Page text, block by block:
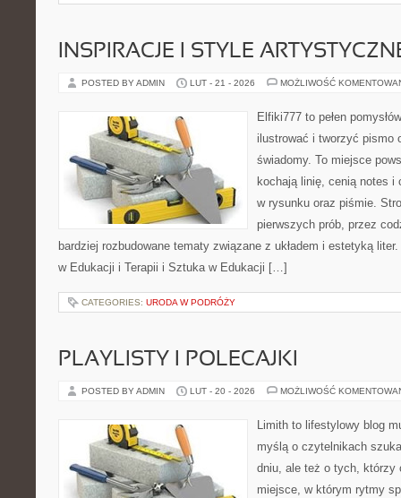
INSPIRACJE I STYLE
POSTED BY ADMIN LUT - 21 - 2026 MOŻLIWOŚĆ
Elfiki777 to pełen
ilustrować i tworzyć pismo
świadomy. To miejsce
kochają linię, cenią notes i
w rysunku oraz piśmie.
pierwszych prób, przez
bardziej rozbudowane tematy związane z układem i estetyką
w Edukacji i Terapii i Sztuka w Edukacji […]
CATEGORIES: URODA W PODRÓŻY
PLAYLISTY I POLECAJKI
POSTED BY ADMIN LUT - 20 - 2026 MOŻLIWOŚĆ
Limith to lifestylowy blog
myślą o czytelnikach
dniu, ale też o tych, którzy
miejsce, w którym rytmy